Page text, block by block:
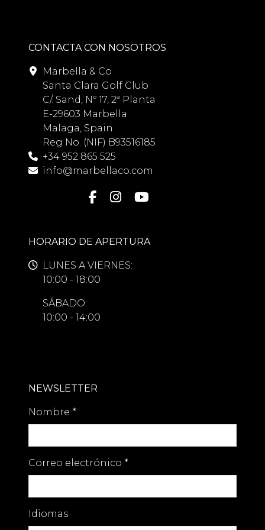
CONTACTA CON NOSOTROS
Marbella & Co
Santa Clara Golf Club
C/. Sand, Nº 17, 2ª Planta
E-29603 Marbella
Malaga, Spain
Reg No. (NIF) B93516185
+34 952 865 525
info@marbellaco.com
HORARIO DE APERTURA
LUNES A VIERNES:
10:00 - 18:00
SÁBADO:
10:00 - 14:00
NEWSLETTER
Nombre *
Correo electrónico *
Idiomas